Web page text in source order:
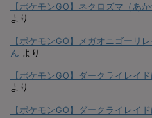
【ポケモンGO】ネクロズマ（あ
より
【ポケモンGO】メガオニゴーリ
ん より
【ポケモンGO】ダークライレイ
より
【ポケモンGO】ダークライレイ